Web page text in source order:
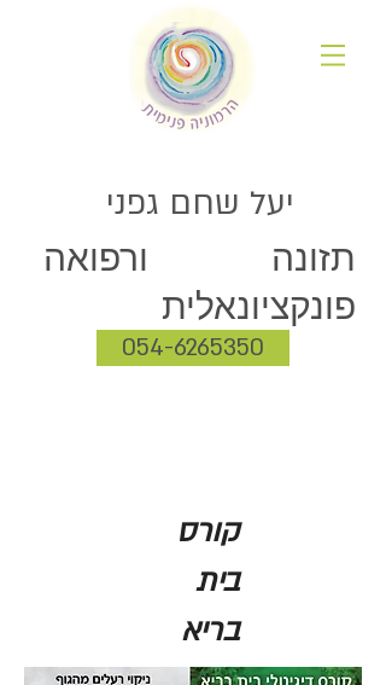
יעל שחם גפני
תזונה ורפואה
פונקציונאלית
054-6265350
קורס
בית
בריא